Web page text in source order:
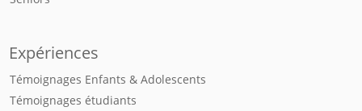
Expériences
Témoignages Enfants & Adolescents
Témoignages étudiants